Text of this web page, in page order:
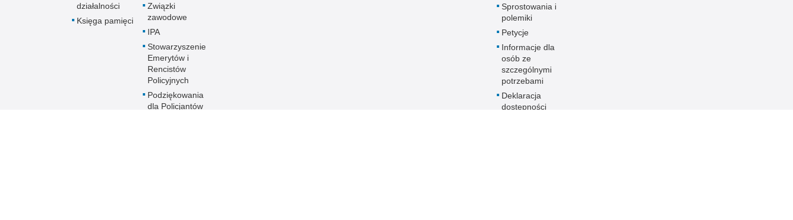
działalności
Księga pamięci
Związki
zawodowe
IPA
Stowarzyszenie
Emerytów i
Rencistów
Policyjnych
Podziękowania
dla Policjantów
Sprostowania i
polemiki
Petycje
Informacje dla
osób ze
szczególnymi
potrzebami
Deklaracja
dostępności